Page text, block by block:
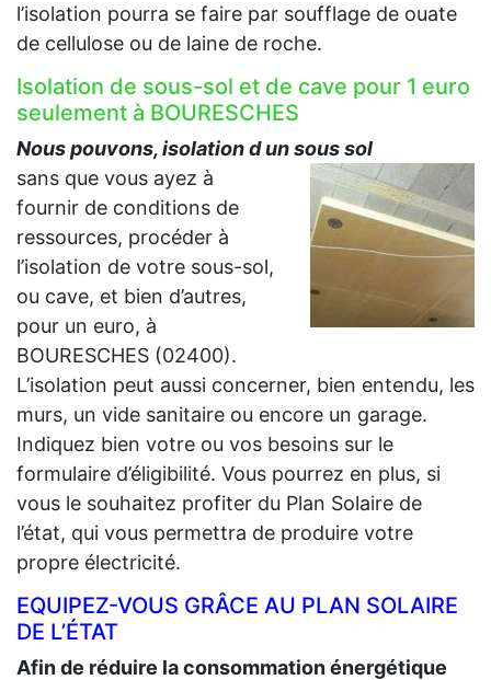
l’isolation pourra se faire par soufflage de ouate
de cellulose ou de laine de roche.
Isolation de sous-sol et de cave pour 1 euro
seulement à BOURESCHES
Nous pouvons, isolation d un sous sol
sans que vous ayez à
fournir de conditions de
ressources, procéder à
l’isolation de votre sous-sol,
ou cave, et bien d’autres,
pour un euro, à
BOURESCHES (02400).
L’isolation peut aussi concerner, bien entendu, les
murs, un vide sanitaire ou encore un garage.
Indiquez bien votre ou vos besoins sur le
formulaire d’éligibilité. Vous pourrez en plus, si
vous le souhaitez profiter du Plan Solaire de
l’état, qui vous permettra de produire votre
propre électricité.
EQUIPEZ-VOUS GRÂCE AU PLAN SOLAIRE
DE L’ÉTAT
Afin de réduire la consommation énergétique